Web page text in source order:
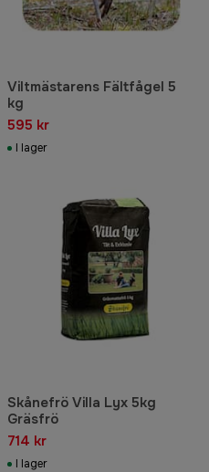
Viltmästarens Fältfågel 5
kg
595 kr
I lager
Skånefrö Villa Lyx 5kg
Gräsfrö
714 kr
I lager